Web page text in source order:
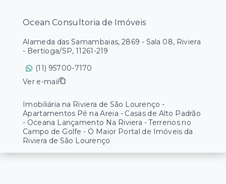
Ocean Consultoria de Imóveis
Alameda das Samambaias, 2869 - Sala 08, Riviera
- Bertioga/SP, 11261-219
(11) 95700-7170
Ver e-mail
Imobiliária na Riviera de São Lourenço -
Apartamentos Pé na Areia - Casas de Alto Padrão
- Oceana Lançamento Na Riviera - Terrenos no
Campo de Golfe - O Maior Portal de Imóveis da
Riviera de São Lourenço